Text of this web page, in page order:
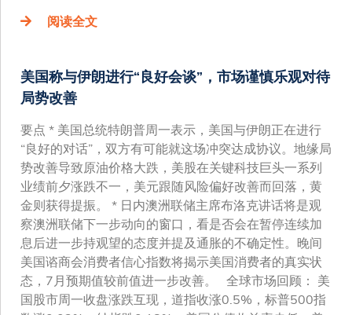
阅读全文
美国称与伊朗进行“良好会谈”，市场谨慎乐观对待
局势改善
要点 * 美国总统特朗普周一表示，美国与伊朗正在进行
“良好的对话”，双方有可能就这场冲突达成协议。地缘局
势改善导致原油价格大跌，美股在关键科技巨头一系列
业绩前夕涨跌不一，美元跟随风险偏好改善而回落，黄
金则获得提振。 * 日内澳洲联储主席布洛克讲话将是观
察澳洲联储下一步动向的窗口，看是否会在暂停连续加
息后进一步持观望的态度并提及通胀的不确定性。晚间
美国谘商会消费者信心指数将揭示美国消费者的真实状
态，7月预期值较前值进一步改善。 全球市场回顾： 美
国股市周一收盘涨跌互现，道指收涨0.5%，标普500指